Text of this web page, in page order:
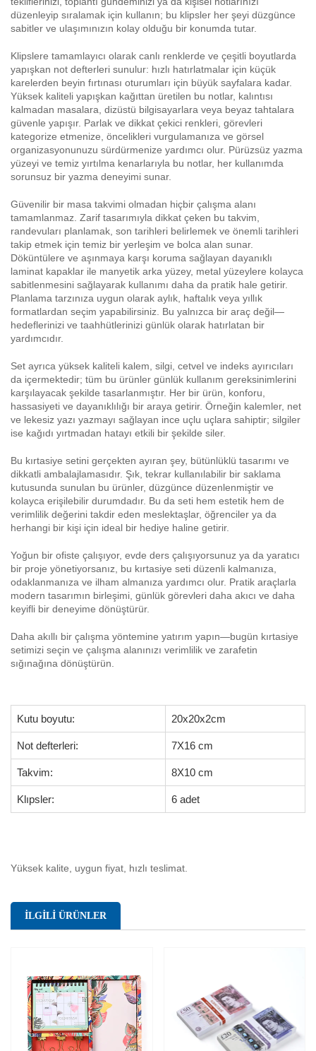
düzenleyip sıralamak için kullanın; bu klipsler her şeyi düzgünce
sabitler ve ulaşımınızın kolay olduğu bir konumda tutar.
Klipslere tamamlayıcı olarak canlı renklerde ve çeşitli boyutlarda
yapışkan not defterleri sunulur: hızlı hatırlatmalar için küçük
karelerden beyin fırtınası oturumları için büyük sayfalara kadar.
Yüksek kaliteli yapışkan kağıttan üretilen bu notlar, kalıntısı
kalmadan masalara, dizüstü bilgisayarlara veya beyaz tahtalara
güvenle yapışır. Parlak ve dikkat çekici renkleri, görevleri
kategorize etmenize, öncelikleri vurgulamanıza ve görsel
organizasyonunuzu sürdürmenize yardımcı olur. Pürüzsüz yazma
yüzeyi ve temiz yırtılma kenarlarıyla bu notlar, her kullanımda
sorunsuz bir yazma deneyimi sunar.
Güvenilir bir masa takvimi olmadan hiçbir çalışma alanı
tamamlanmaz. Zarif tasarımıyla dikkat çeken bu takvim,
randevuları planlamak, son tarihleri belirlemek ve önemli tarihleri
takip etmek için temiz bir yerleşim ve bolca alan sunar.
Döküntülere ve aşınmaya karşı koruma sağlayan dayanıklı
laminat kapaklar ile manyetik arka yüzey, metal yüzeylere kolayca
sabitlenmesini sağlayarak kullanımı daha da pratik hale getirir.
Planlama tarzınıza uygun olarak aylık, haftalık veya yıllık
formatlardan seçim yapabilirsiniz. Bu yalnızca bir araç değil—
hedeflerinizi ve taahhütlerinizi günlük olarak hatırlatan bir
yardımcıdır.
Set ayrıca yüksek kaliteli kalem, silgi, cetvel ve indeks ayırıcıları
da içermektedir; tüm bu ürünler günlük kullanım gereksinimlerini
karşılayacak şekilde tasarlanmıştır. Her bir ürün, konforu,
hassasiyeti ve dayanıklılığı bir araya getirir. Örneğin kalemler, net
ve lekesiz yazı yazmayı sağlayan ince uçlu uçlara sahiptir; silgiler
ise kağıdı yırtmadan hatayı etkili bir şekilde siler.
Bu kırtasiye setini gerçekten ayıran şey, bütünlüklü tasarımı ve
dikkatli ambalajlamasıdır. Şık, tekrar kullanılabilir bir saklama
kutusunda sunulan bu ürünler, düzgünce düzenlenmiştir ve
kolayca erişilebilir durumdadır. Bu da seti hem estetik hem de
verimlilik değerini takdir eden meslektaşlar, öğrenciler ya da
herhangi bir kişi için ideal bir hediye haline getirir.
Yoğun bir ofiste çalışıyor, evde ders çalışıyorsunuz ya da yaratıcı
bir proje yönetiyorsanız, bu kırtasiye seti düzenli kalmanıza,
odaklanmanıza ve ilham almanıza yardımcı olur. Pratik araçlarla
modern tasarımın birleşimi, günlük görevleri daha akıcı ve daha
keyifli bir deneyime dönüştürür.
Daha akıllı bir çalışma yöntemine yatırım yapın—bugün kırtasiye
setimizi seçin ve çalışma alanınızı verimlilik ve zarafetin
sığınağına dönüştürün.
Kutu boyutu: 20x20x2cm
Not defterleri: 7X16 cm
Takvim: 8X10 cm
Klıpsler: 6 adet
Yüksek kalite, uygun fiyat, hızlı teslimat.
İLGİLİ ÜRÜNLER